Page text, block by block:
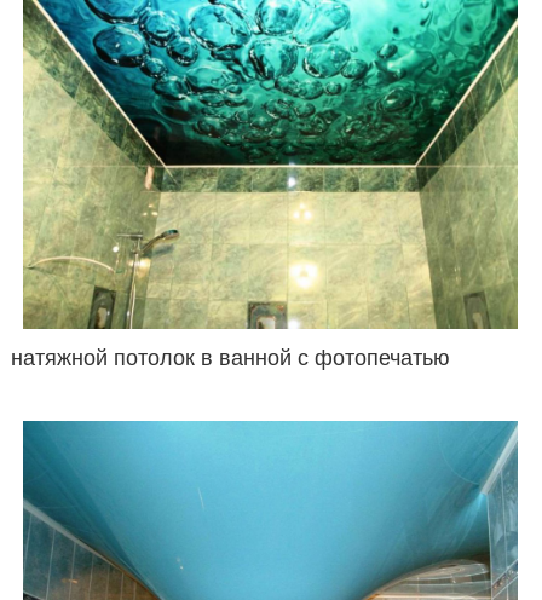
натяжной потолок в ванной с фотопечатью